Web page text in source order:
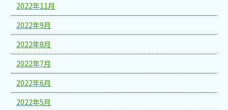
2022年11月
2022年9月
2022年8月
2022年7月
2022年6月
2022年5月